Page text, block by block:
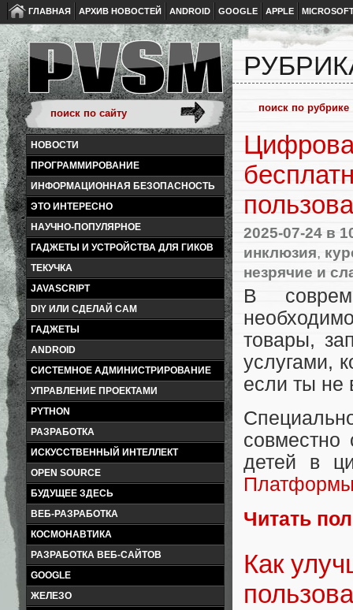
ГЛАВНАЯ АРХИВ НОВОСТЕЙ ANDROID GOOGLE APPLE
НОВОСТИ
ПРОГРАММИРОВАНИЕ
ИНФОРМАЦИОННАЯ БЕЗОПАСНОСТЬ
ЭТО ИНТЕРЕСНО
НАУЧНО-ПОПУЛЯРНОЕ
ГАДЖЕТЫ И УСТРОЙСТВА ДЛЯ ГИКОВ
ТЕКУЧКА
JAVASCRIPT
DIY ИЛИ СДЕЛАЙ САМ
ГАДЖЕТЫ
ANDROID
СИСТЕМНОЕ АДМИНИСТРИРОВАНИЕ
УПРАВЛЕНИЕ ПРОЕКТАМИ
PYTHON
РАЗРАБОТКА
ИСКУССТВЕННЫЙ ИНТЕЛЛЕКТ
OPEN SOURCE
БУДУЩЕЕ ЗДЕСЬ
ВЕБ-РАЗРАБОТКА
КОСМОНАВТИКА
РАЗРАБОТКА ВЕБ-САЙТОВ
GOOGLE
ЖЕЛЕЗО
2025-07-24 в
инклюзия,
незрячие и
В
товары,
услугами,
если ты не
детей в
Платформы
Читать
Как